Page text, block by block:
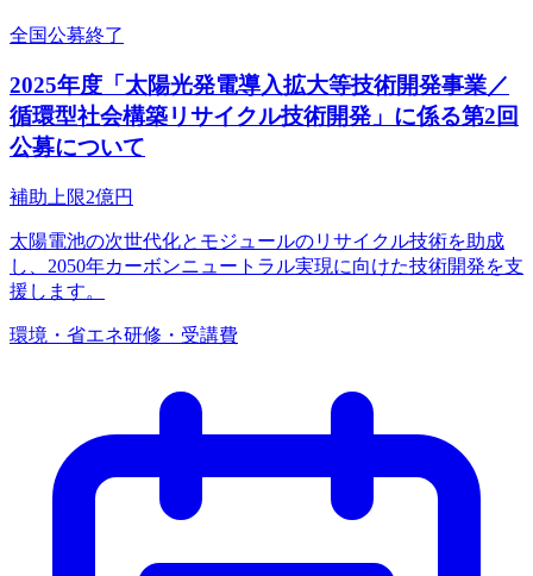
全国公募終了
2025年度「太陽光発電導入拡大等技術開発事業／
循環型社会構築リサイクル技術開発」に係る第2回
公募について
補助上限2億円
太陽電池の次世代化とモジュールのリサイクル技術を助成
し、2050年カーボンニュートラル実現に向けた技術開発を支
援します。
環境・省エネ研修・受講費